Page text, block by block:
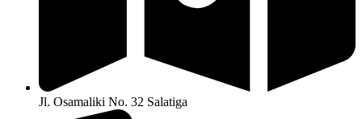
Jl. Osamaliki No. 32 Salatiga